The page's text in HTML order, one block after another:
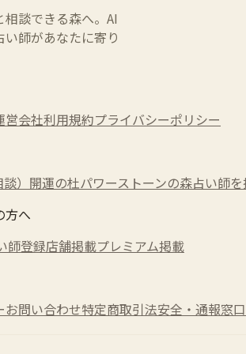
談できる森へ。AI
師があなたに寄り
営会社利用規約プライバシーポリシー
） 開運の杜パワーストーンの森占い師
方へ
師登録店舗掲載プレミアム掲載
お問い合わせ特定商取引法安全・通報窓口